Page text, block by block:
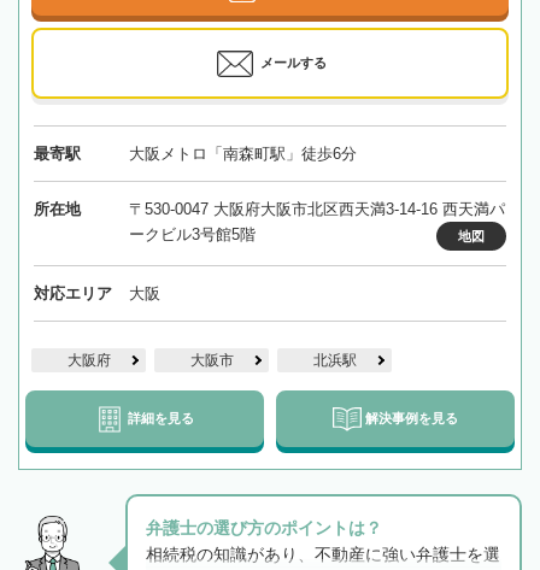
メールする
最寄駅 大阪メトロ「南森町駅」徒歩6分
所在地
〒530-0047 大阪府大阪市北区西天満3-14-16 西天満パ
ークビル3号館5階
地図
対応エリア 大阪
大阪府 大阪市 北浜駅
詳細を見る 解決事例を見る
弁護士の選び方のポイントは？
相続税の知識があり、不動産に強い弁護士を選